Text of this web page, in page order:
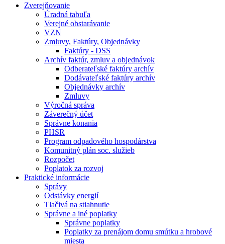
Zverejňovanie
Úradná tabuľa
Verejné obstarávanie
VZN
Zmluvy, Faktúry, Objednávky
Faktúry - DSS
Archív faktúr, zmluv a objednávok
Odberateľské faktúry archív
Dodávateľské faktúry archív
Objednávky archív
Zmluvy
Výročná správa
Záverečný účet
Správne konania
PHSR
Program odpadového hospodárstva
Komunitný plán soc. služieb
Rozpočet
Poplatok za rozvoj
Praktické informácie
Správy
Odstávky energií
Tlačivá na stiahnutie
Správne a iné poplatky
Správne poplatky
Poplatky za prenájom domu smútku a hrobové
miesta